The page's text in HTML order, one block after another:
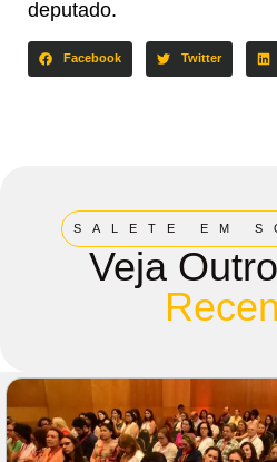
deputado.
Facebook Twitter
SALETE EM
Veja